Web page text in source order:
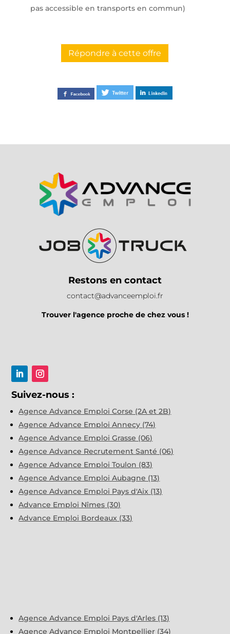
pas accessible en transports en commun)
Répondre à cette offre
Restons en contact
contact@advanceemploi.fr
Trouver l'agence proche de chez vous !
Suivez-nous :
Agence Advance Emploi Corse (2A et 2B)
Agence Advance Emploi Annecy (74)
Agence Advance Emploi Grasse (06)
Agence Advance Recrutement Santé (06)
Agence Advance Emploi Toulon (83)
Agence Advance Emploi Aubagne (13)
Agence Advance Emploi Pays d'Aix (13)
Advance Emploi Nîmes (30)
Advance Emploi Bordeaux (33)
Agence Advance Emploi Pays d'Arles (13)
Agence Advance Emploi Montpellier (34)